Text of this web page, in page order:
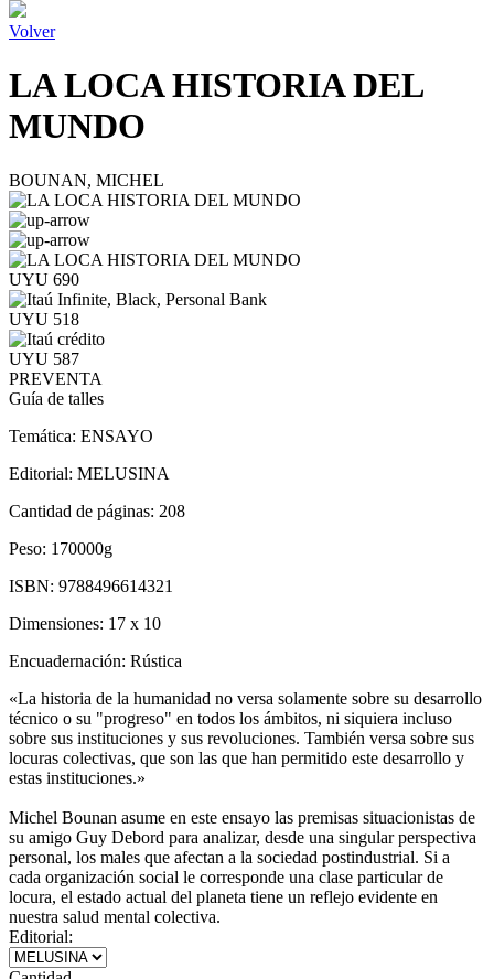
Volver
LA LOCA HISTORIA DEL
MUNDO
BOUNAN, MICHEL
UYU 690
UYU 518
UYU 587
PREVENTA
Guía de talles
Temática: ENSAYO
Editorial: MELUSINA
Cantidad de páginas: 208
Peso: 170000g
ISBN: 9788496614321
Dimensiones: 17 x 10
Encuadernación: Rústica
«La historia de la humanidad no versa solamente sobre su desarrollo
técnico o su "progreso" en todos los ámbitos, ni siquiera incluso
sobre sus instituciones y sus revoluciones. También versa sobre sus
locuras colectivas, que son las que han permitido este desarrollo y
estas instituciones.»
Michel Bounan asume en este ensayo las premisas situacionistas de
su amigo Guy Debord para analizar, desde una singular perspectiva
personal, los males que afectan a la sociedad postindustrial. Si a
cada organización social le corresponde una clase particular de
locura, el estado actual del planeta tiene un reflejo evidente en
nuestra salud mental colectiva.
Editorial: